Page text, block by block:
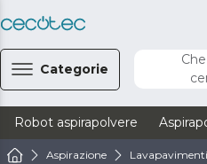
Categorie
Robot aspirapolvere
Aspirazione